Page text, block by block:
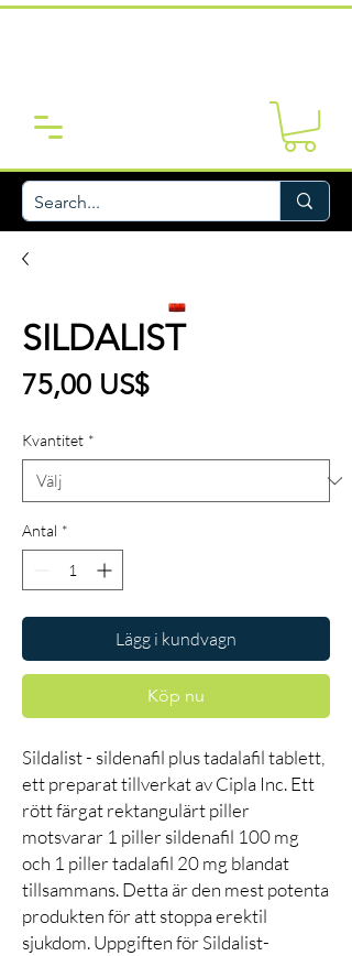
SILDALIST
75,00 US$Pris
Kvantitet *
Antal *
Lägg i kundvagn
Köp nu
Sildalist - sildenafil plus tadalafil tablett,
ett preparat tillverkat av Cipla Inc. Ett
rött färgat rektangulärt piller
motsvarar 1 piller sildenafil 100 mg
och 1 piller tadalafil 20 mg blandat
tillsammans. Detta är den mest potenta
produkten för att stoppa erektil
sjukdom. Uppgiften för Sildalist-